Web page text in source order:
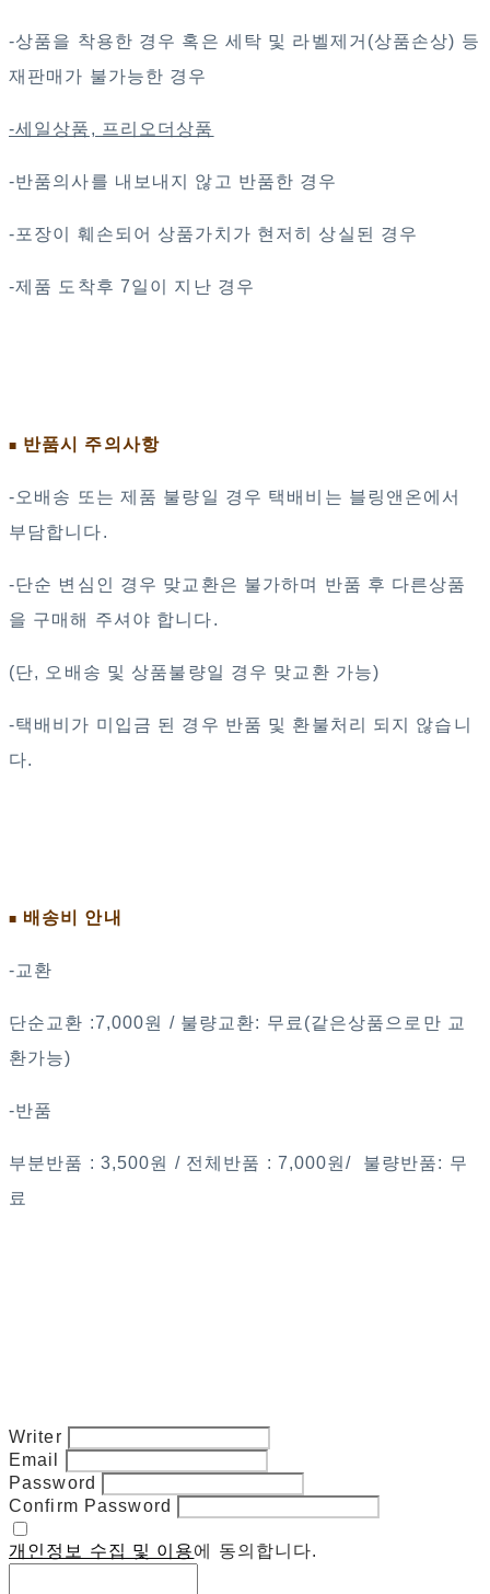
-상품을 착용한 경우 혹은 세탁 및 라벨제거(상품손상) 등
재판매가 불가능한 경우
-세일상품, 프리오더상품
-반품의사를 내보내지 않고 반품한 경우
-포장이 훼손되어 상품가치가 현저히 상실된 경우
-제품 도착후 7일이 지난 경우
■ 반품시 주의사항
-오배송 또는 제품 불량일 경우 택배비는 블링앤온에서
부담합니다.
-단순 변심인 경우 맞교환은 불가하며 반품 후 다른상품
을 구매해 주셔야 합니다.
(단, 오배송 및 상품불량일 경우 맞교환 가능)
-택배비가 미입금 된 경우 반품 및 환불처리 되지 않습니
다.
■ 배송비 안내
-교환
단순교환 :7,000원 / 불량교환: 무료(같은상품으로만 교
환가능)
-반품
부분반품 : 3,500원 / 전체반품 : 7,000원/ 불량반품: 무
료
Writer
Email
Password
Confirm Password
개인정보 수집 및 이용에 동의합니다.